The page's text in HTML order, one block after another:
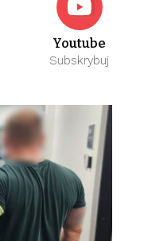
Youtube
Subskrybuj